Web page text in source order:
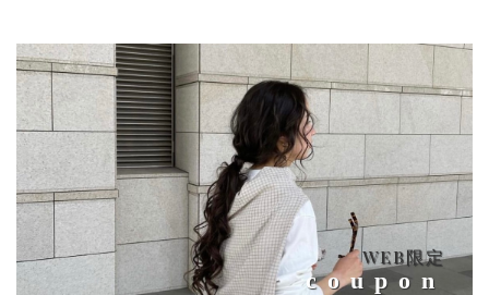
WEB限定
coupon